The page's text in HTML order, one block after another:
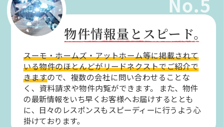
物件情報量とスピード。
スーモ・ホームズ・アットホーム等に掲載されて
いる物件のほとんどがリードネクストでご紹介で
きますので、複数の会社に問い合わせることな
く、資料請求や物件内覧ができます。
また、物件
の最新情報をいち早くお客様へお届けするととも
に、日々のレスポンスもスピーディーに行うよう心
掛けております。